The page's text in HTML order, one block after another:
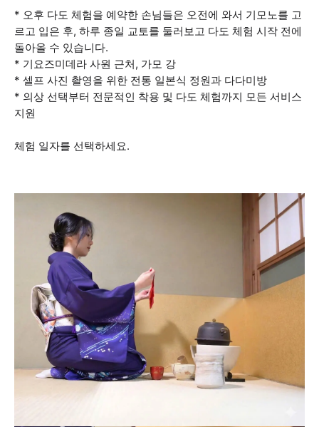
* 오후 다도 체험을 예약한 손님들은 오전에 와서 기모노를 고
르고 입은 후, 하루 종일 교토를 둘러보고 다도 체험 시작 전에
돌아올 수 있습니다.
* 기요즈미데라 사원 근처, 가모 강
* 셀프 사진 촬영을 위한 전통 일본식 정원과 다다미방
* 의상 선택부터 전문적인 착용 및 다도 체험까지 모든 서비스
지원
체험 일자를 선택하세요.